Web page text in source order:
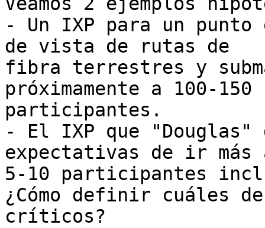
- Un IXP para un
de vista de rutas de
fibra terrestres y
próximamente a 100-150
participantes.
- El IXP que
expectativas de ir
5-10 participantes
¿Cómo definir cuáles
críticos?